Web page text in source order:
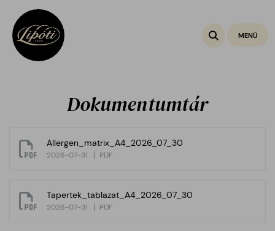
Toggle
MENÜ
Dokumentumtár
Allergen_matrix_A4_2026_07_30
2026-07-31 PDF
Tapertek_tablazat_A4_2026_07_30
2026-07-31 PDF